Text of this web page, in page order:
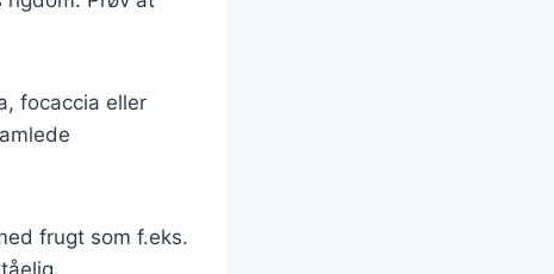
focaccia eller
frugt som f.eks.